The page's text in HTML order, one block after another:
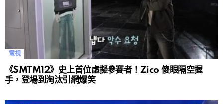
電視
《SMTM12》史上首位虛擬參賽者！Zico 傻眼隔空握
手，登場到淘汰引網爆笑